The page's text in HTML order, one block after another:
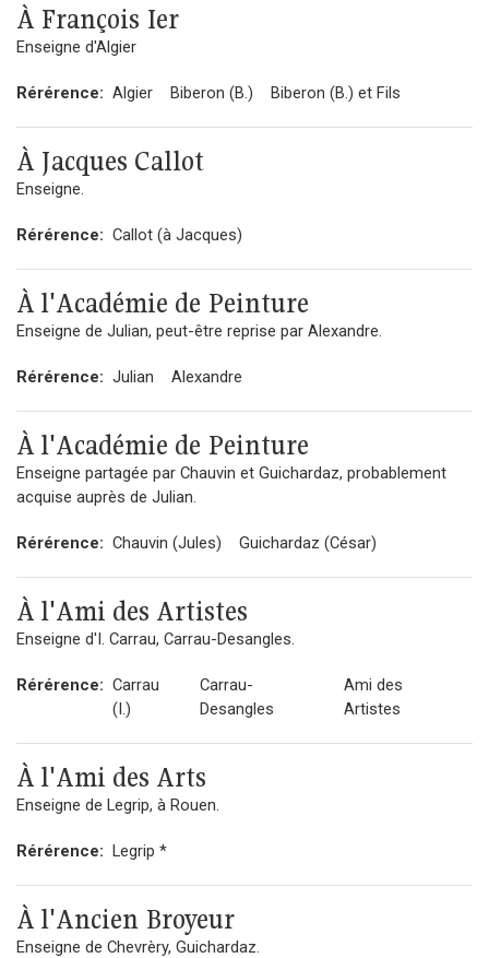
À François Ier
Enseigne d'Algier
Rérérence: Algier Biberon (B.) Biberon (B.) et Fils
À Jacques Callot
Enseigne.
Rérérence: Callot (à Jacques)
À l'Académie de Peinture
Enseigne de Julian, peut-être reprise par Alexandre.
Rérérence: Julian Alexandre
À l'Académie de Peinture
Enseigne partagée par Chauvin et Guichardaz, probablement
acquise auprès de Julian.
Rérérence: Chauvin (Jules) Guichardaz (César)
À l'Ami des Artistes
Enseigne d'I. Carrau, Carrau-Desangles.
Rérérence: Carrau
(I.)
Carrau-
Desangles
Ami des
Artistes
À l'Ami des Arts
Enseigne de Legrip, à Rouen.
Rérérence: Legrip *
À l'Ancien Broyeur
Enseigne de Chevrèry, Guichardaz.